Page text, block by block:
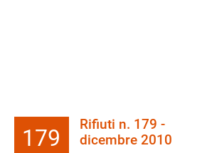
179
Rifiuti n. 179 -
dicembre 2010